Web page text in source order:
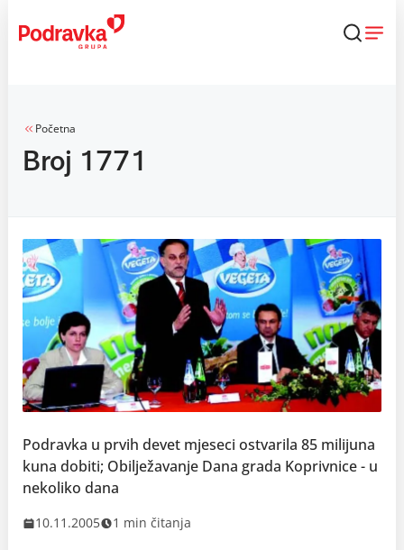
content
Početna
Broj 1771
Podravka u prvih devet mjeseci ostvarila 85 milijuna
kuna dobiti; Obilježavanje Dana grada Koprivnice - u
nekoliko dana
10.11.2005 1 min čitanja